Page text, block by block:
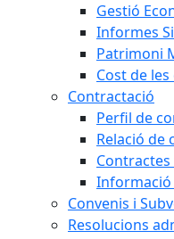
Gestió
Informes
Patrimoni
Cost de
Contractació
Perfil de
Relació de
Convenis i
Resolucions